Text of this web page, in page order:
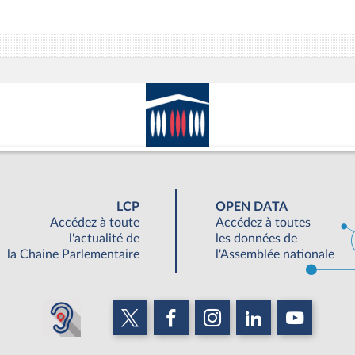
LCP
Accédez à toute
l'actualité de
la Chaine Parlementaire
OPEN DATA
Accédez à toutes
les données de
l'Assemblée nationale